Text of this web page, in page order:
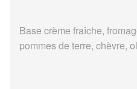
Base crème fraîche,
pommes de terre, chèvre,